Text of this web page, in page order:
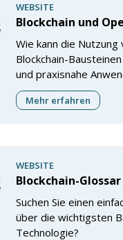
WEBSITE
Blockchain und
Wie kann die Nutzung
Blockchain-
und praxisnahe
Mehr erfahren
WEBSITE
Blockchain-Glossar
Suchen Sie einen
über die wichtigsten
Technologie?